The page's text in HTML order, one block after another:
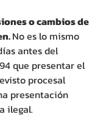
o cambios de
No es lo mismo
antes del
que presentar el
procesal
presentación
ilegal.